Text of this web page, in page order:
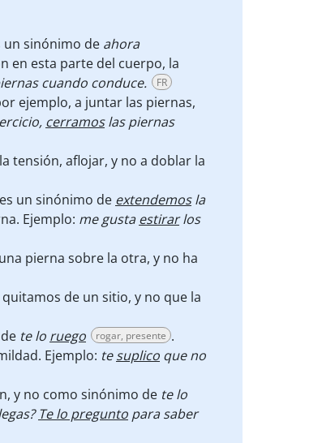
un sinónimo de ahora
en esta parte del cuerpo, la
cuando conduce. FR
ejemplo, a juntar las piernas,
cerramoslas piernas
tensión, aflojar, y no a doblar la
es un sinónimo de extendemosla
Ejemplo: me gustaestirarlos
pierna sobre la otra, y no ha
de un sitio, y no que la
te lo ruego rogar, presente .
Ejemplo: tesuplico que no
y no como sinónimo de te lo
Te lo pregunto para saber